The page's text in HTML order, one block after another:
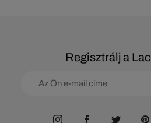
Regisztrálj a